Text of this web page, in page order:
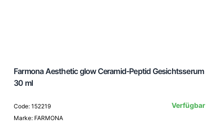
Farmona Aesthetic glow Ceramid-Peptid Gesichtsserum
30 ml
Code: 152219
Marke: FARMONA
Verfügbar